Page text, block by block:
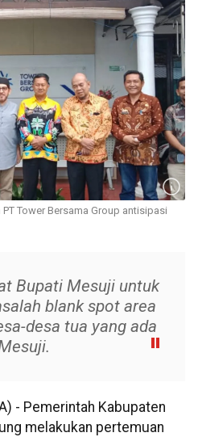
Tower Bersama Group antisipasi
Bupati Mesuji untuk
blank spot area
desa tua yang ada
- Pemerintah Kabupaten
melakukan pertemuan